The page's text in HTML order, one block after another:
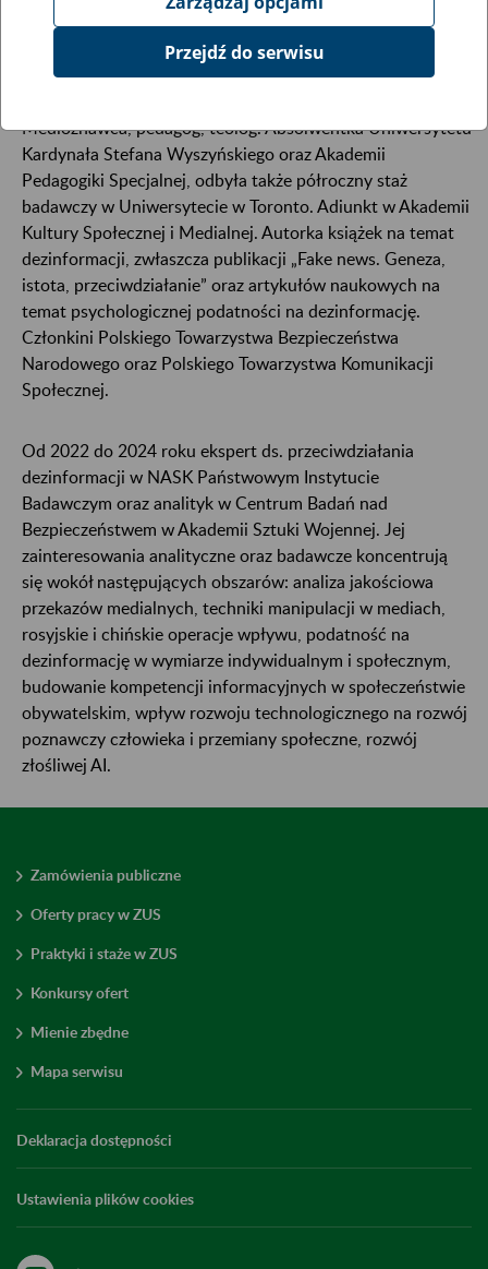
Medioznawca, pedagog, teolog. Absolwentka Uniwersytetu
Kardynała Stefana Wyszyńskiego oraz Akademii
Pedagogiki Specjalnej, odbyła także półroczny staż
badawczy w Uniwersytecie w Toronto. Adiunkt w Akademii
Kultury Społecznej i Medialnej. Autorka książek na temat
dezinformacji, zwłaszcza publikacji „Fake news. Geneza,
istota, przeciwdziałanie” oraz artykułów naukowych na
temat psychologicznej podatności na dezinformację.
Członkini Polskiego Towarzystwa Bezpieczeństwa
Narodowego oraz Polskiego Towarzystwa Komunikacji
Społecznej.
Od 2022 do 2024 roku ekspert ds. przeciwdziałania
dezinformacji w NASK Państwowym Instytucie
Badawczym oraz analityk w Centrum Badań nad
Bezpieczeństwem w Akademii Sztuki Wojennej. Jej
zainteresowania analityczne oraz badawcze koncentrują
się wokół następujących obszarów: analiza jakościowa
przekazów medialnych, techniki manipulacji w mediach,
rosyjskie i chińskie operacje wpływu, podatność na
dezinformację w wymiarze indywidualnym i społecznym,
budowanie kompetencji informacyjnych w społeczeństwie
obywatelskim, wpływ rozwoju technologicznego na rozwój
poznawczy człowieka i przemiany społeczne, rozwój
złośliwej AI.
Zamówienia publiczne
Oferty pracy w ZUS
Praktyki i staże w ZUS
Konkursy ofert
Mienie zbędne
Mapa serwisu
Deklaracja dostępności
Ustawienia plików cookies
Przejdź do serwisu